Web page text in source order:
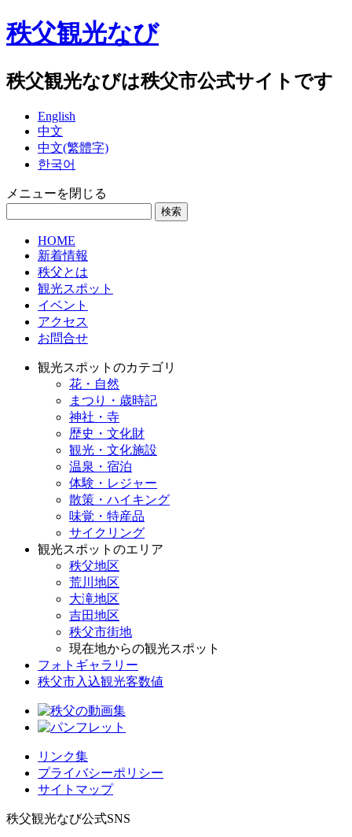
秩父観光なび
秩父観光なびは秩父市公式サイトです
English
中文
中文(繁體字)
한국어
メニューを閉じる
HOME
新着情報
秩父とは
観光スポット
イベント
アクセス
お問合せ
観光スポットのカテゴリ
花・自然
まつり・歳時記
神社・寺
歴史・文化財
観光・文化施設
温泉・宿泊
体験・レジャー
散策・ハイキング
味覚・特産品
サイクリング
観光スポットのエリア
秩父地区
荒川地区
大滝地区
吉田地区
秩父市街地
現在地からの観光スポット
フォトギャラリー
秩父市入込観光客数値
リンク集
プライバシーポリシー
サイトマップ
秩父観光なび公式SNS